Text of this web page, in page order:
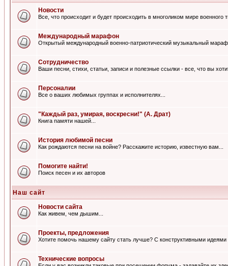
Новости
Все, что происходит и будет происходить в многоликом мире военного
Международный марафон
Открытый международный военно-патриотический музыкальный
Сотрудничество
Ваши песни, стихи, статьи, записи и полезные ссылки - все, что вы
Персоналии
Все о ваших любимых группах и исполнителях...
"Каждый раз, умирая, воскресни!" (А. Драт)
Книга памяти нашей...
История любимой песни
Как рождаются песни на войне? Расскажите историю, известную вам...
Помогите найти!
Поиск песен и их авторов
Наш сайт
Новости сайта
Как живем, чем дышим...
Проекты, предложения
Хотите помочь нашему сайту стать лучше? С конструктивными
Технические вопросы